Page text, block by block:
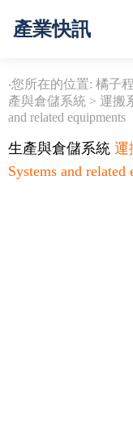
產業快訊
‧您所在的位置: 橘子
產與倉儲系統 > 運搬
and related equipments
生產與倉儲系統 運
Systems and related